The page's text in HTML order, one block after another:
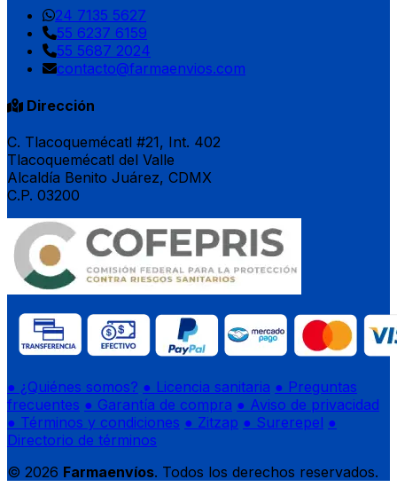
24 7135 5627
55 6237 6159
55 5687 2024
contacto@farmaenvios.com
Dirección
C. Tlacoquemécatl #21, Int. 402
Tlacoquemécatl del Valle
Alcaldía Benito Juárez, CDMX
C.P. 03200
● ¿Quiénes somos? ● Licencia sanitaria ● Preguntas
frecuentes ● Garantía de compra ● Aviso de privacidad
● Términos y condiciones ● Zitzap ● Surerepel ●
Directorio de términos
© 2026 Farmaenvíos. Todos los derechos reservados.